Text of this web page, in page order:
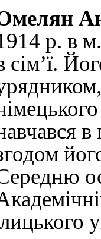
р. в
сім’ї.